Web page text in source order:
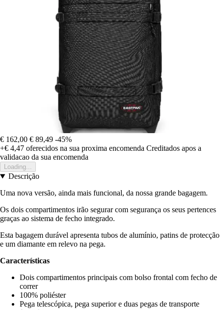
€ 162,00 € 89,49 -45%
+€ 4,47 oferecidos na sua proxima encomenda Creditados apos a
validacao da sua encomenda
Loading...
Descrição
Uma nova versão, ainda mais funcional, da nossa grande bagagem.
Os dois compartimentos irão segurar com segurança os seus pertences
graças ao sistema de fecho integrado.
Esta bagagem durável apresenta tubos de alumínio, patins de protecção
e um diamante em relevo na pega.
Características
Dois compartimentos principais com bolso frontal com fecho de
correr
100% poliéster
Pega telescópica, pega superior e duas pegas de transporte